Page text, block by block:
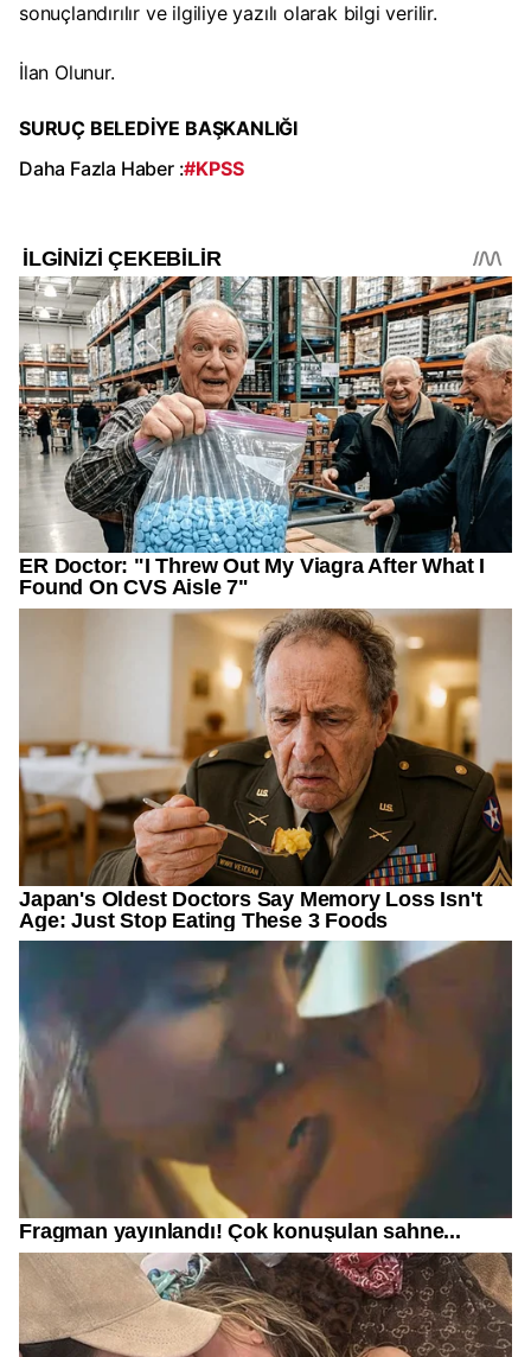
sonuçlandırılır ve ilgiliye yazılı olarak bilgi verilir.
İlan Olunur.
SURUÇ BELEDİYE BAŞKANLIĞI
Daha Fazla Haber :#KPSS